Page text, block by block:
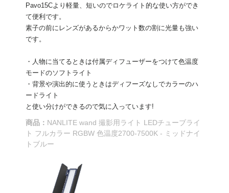
Pavo15Cより軽量、短いのでロケライト的な使い方ができ
て便利です。
素子の前にレンズがあるからかワット数の割に光量も強い
です。
・人物に当てるときは付属ディフューザーをつけて色温度
モードのソフトライト
・背景や演出的に使うときはディフーズなしでカラーのハ
ードライト
と使い分けができるので気に入っています!
商品： NANLITE wand 撮影用ライト LEDチューブライ
ト フルカラー RGBW 色温度2700-7500K - ミッドナイ
トブルー